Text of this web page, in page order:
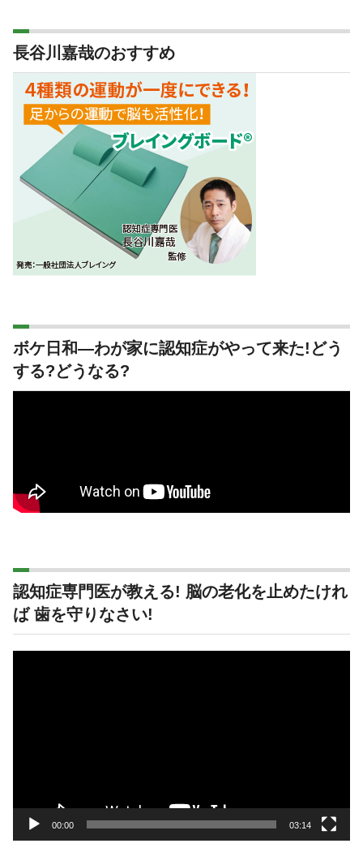
長谷川嘉哉のおすすめ
ボケ日和―わが家に認知症がやって来た!どう
する?どうなる?
認知症専門医が教える! 脳の老化を止めたけれ
ば 歯を守りなさい!
00:00 03:14